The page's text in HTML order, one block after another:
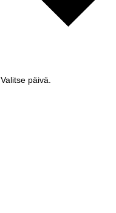
Valitse päivä.